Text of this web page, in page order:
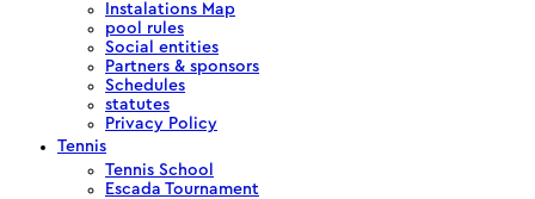
Instalations Map
pool rules
Social entities
Partners & sponsors
Schedules
statutes
Privacy Policy
Tennis
Tennis School
Escada Tournament